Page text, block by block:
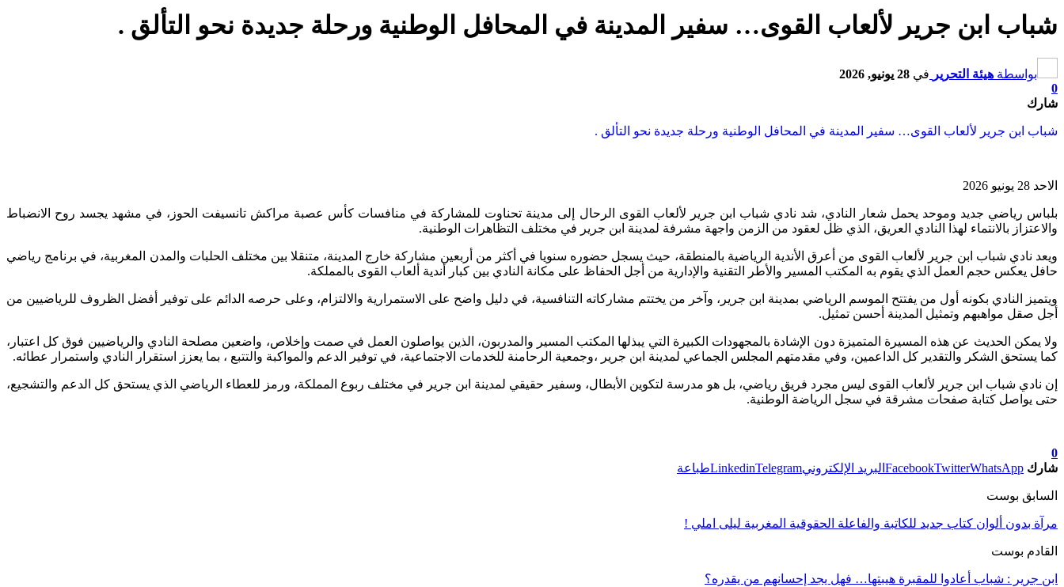
شباب ابن جرير لألعاب القوى… سفير المدينة في المحافل الوطنية ورحلة جديدة نحو التألق .
بواسطة هيئة التحرير في 28 يونيو, 2026
0
شارك
شباب ابن جرير لألعاب القوى… سفير المدينة في المحافل الوطنية ورحلة جديدة نحو التألق .
الاحد 28 يونيو 2026
بلباس رياضي جديد وموحد يحمل شعار النادي، شد نادي شباب ابن جرير لألعاب القوى الرحال إلى مدينة تحناوت للمشاركة في منافسات كأس عصبة مراكش تانسيفت الحوز، في مشهد يجسد روح الانضباط
والاعتزاز بالانتماء لهذا النادي العريق، الذي ظل لعقود من الزمن واجهة مشرفة لمدينة ابن جرير في مختلف التظاهرات الوطنية.
ويعد نادي شباب ابن جرير لألعاب القوى من أعرق الأندية الرياضية بالمنطقة، حيث يسجل حضوره سنويا في أكثر من أربعين مشاركة خارج المدينة، متنقلا بين مختلف الحلبات والمدن المغربية، في برنامج رياضي
حافل يعكس حجم العمل الذي يقوم به المكتب المسير والأطر التقنية والإدارية من أجل الحفاظ على مكانة النادي بين كبار أندية ألعاب القوى بالمملكة.
ويتميز النادي بكونه أول من يفتتح الموسم الرياضي بمدينة ابن جرير، وآخر من يختتم مشاركاته التنافسية، في دليل واضح على الاستمرارية والالتزام، وعلى حرصه الدائم على توفير أفضل الظروف للرياضيين من
أجل صقل مواهبهم وتمثيل المدينة أحسن تمثيل.
ولا يمكن الحديث عن هذه المسيرة المتميزة دون الإشادة بالمجهودات الكبيرة التي يبذلها المكتب المسير والمدربون، الذين يواصلون العمل في صمت وإخلاص، واضعين مصلحة النادي والرياضيين فوق كل اعتبار،
كما يستحق الشكر والتقدير كل الداعمين، وفي مقدمتهم المجلس الجماعي لمدينة ابن جرير ،وجمعية الرحامنة للخدمات الاجتماعية، في توفير الدعم والمواكبة والتتبع ، بما يعزز استقرار النادي واستمرار عطائه.
إن نادي شباب ابن جرير لألعاب القوى ليس مجرد فريق رياضي، بل هو مدرسة لتكوين الأبطال، وسفير حقيقي لمدينة ابن جرير في مختلف ربوع المملكة، ورمز للعطاء الرياضي الذي يستحق كل الدعم والتشجيع،
حتى يواصل كتابة صفحات مشرقة في سجل الرياضة الوطنية.
0
شارك
FacebookTwitterWhatsApp البريد الإلكتروني LinkedinTelegram طباعة
السابق بوست
مرآة بدون ألوان كتاب جديد للكاتبة والفاعلة الحقوقية المغربية ليلى املي !
القادم بوست
ابن جرير : شباب أعادوا للمقبرة هيبتها… فهل يجد إحسانهم من يقدره؟